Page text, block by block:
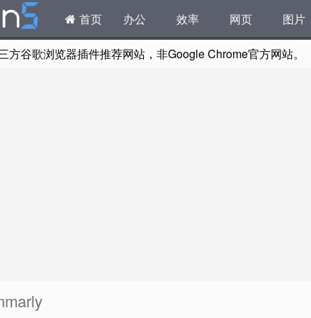
首页 办公 效率 网页 图片
方谷歌浏览器插件推荐网站，非Google Chrome官方网站。